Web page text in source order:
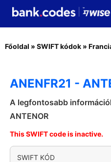
Főoldal » SWIFT kódok »
ANENFR21 -
A legfontosabb
ANTENOR
This SWIFT code is inactive.
SWIFT KÓD